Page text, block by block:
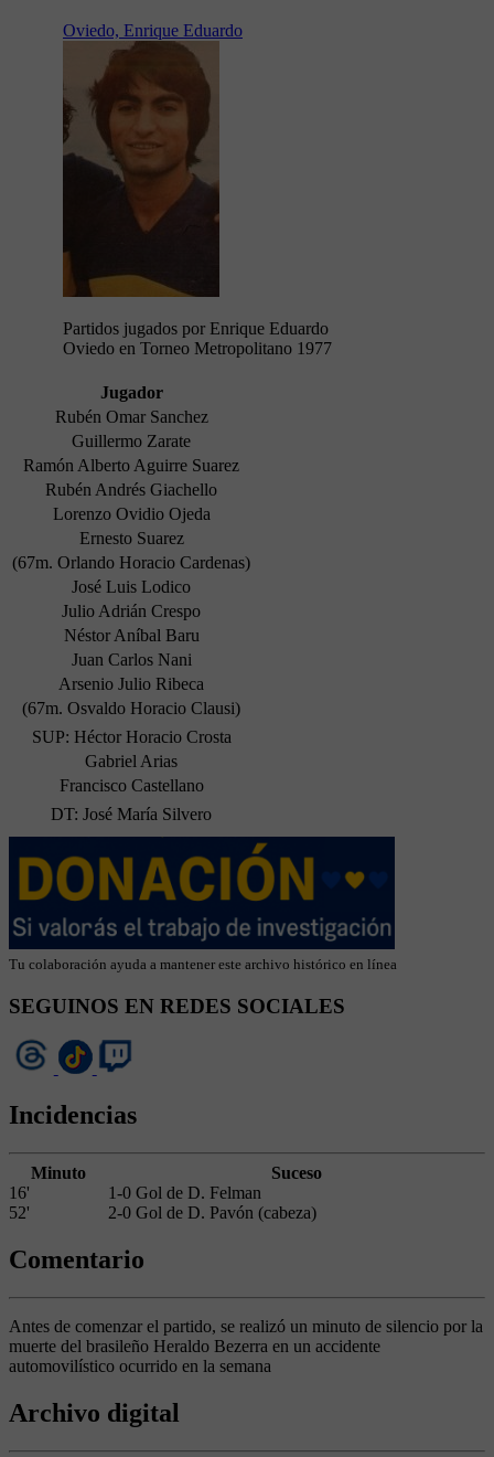
Oviedo, Enrique Eduardo
Partidos jugados por Enrique Eduardo
Oviedo en Torneo Metropolitano 1977
Jugador
Rubén Omar Sanchez
Guillermo Zarate
Ramón Alberto Aguirre Suarez
Rubén Andrés Giachello
Lorenzo Ovidio Ojeda
Ernesto Suarez
(67m. Orlando Horacio Cardenas)
José Luis Lodico
Julio Adrián Crespo
Néstor Aníbal Baru
Juan Carlos Nani
Arsenio Julio Ribeca
(67m. Osvaldo Horacio Clausi)
SUP: Héctor Horacio Crosta
Gabriel Arias
Francisco Castellano
DT: José María Silvero
Tu colaboración ayuda a mantener este archivo histórico en línea
SEGUINOS EN REDES SOCIALES
Incidencias
Minuto
Suceso
16'
1-0 Gol de D. Felman
52'
2-0 Gol de D. Pavón (cabeza)
Comentario
Antes de comenzar el partido, se realizó un minuto de silencio por la
muerte del brasileño Heraldo Bezerra en un accidente
automovilístico ocurrido en la semana
Archivo digital